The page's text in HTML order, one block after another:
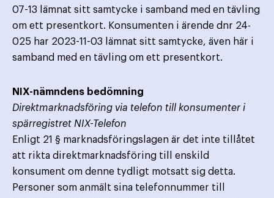
07-13 lämnat sitt samtycke i samband med en tävling
om ett presentkort. Konsumenten i ärende dnr 24-
025 har 2023-11-03 lämnat sitt samtycke, även här i
samband med en tävling om ett presentkort.
NIX-nämndens bedömning
Direktmarknadsföring via telefon till konsumenter i
spärregistret NIX-Telefon
Enligt 21 § marknadsföringslagen är det inte tillåtet
att rikta direktmarknadsföring till enskild
konsument om denne tydligt motsatt sig detta.
Personer som anmält sina telefonnummer till